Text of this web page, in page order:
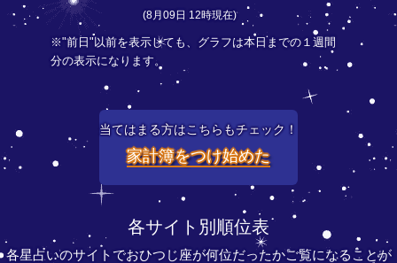
(8月09日 12時現在)
※"前日"以前を表示しても、グラフは本日までの１週間
分の表示になります。
当てはまる方はこちらもチェック！
家計簿をつけ始めた
各サイト別順位表
各星占いのサイトでおひつじ座が何位だったかご覧になることが